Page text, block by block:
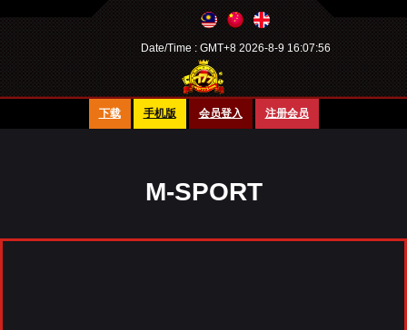
Date/Time : GMT+8 2026-8-9 16:07:56
下载 手机版 会员登入 注册会员
M-SPORT